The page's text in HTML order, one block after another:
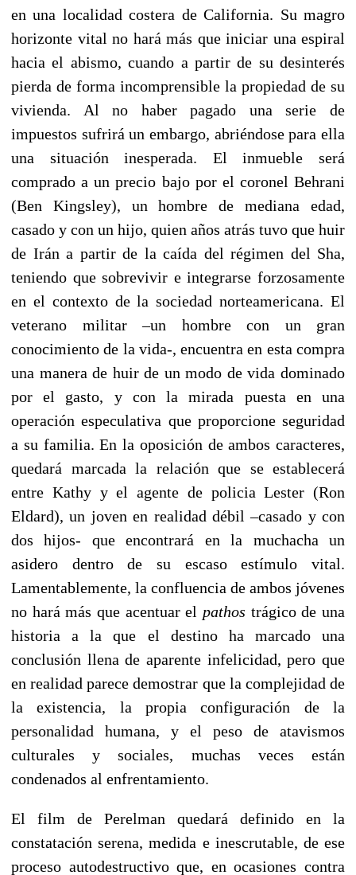
en una localidad costera de California. Su magro
horizonte vital no hará más que iniciar una espiral
hacia el abismo, cuando a partir de su desinterés
pierda de forma incomprensible la propiedad de su
vivienda. Al no haber pagado una serie de
impuestos sufrirá un embargo, abriéndose para ella
una situación inesperada. El inmueble será
comprado a un precio bajo por el coronel Behrani
(Ben Kingsley), un hombre de mediana edad,
casado y con un hijo, quien años atrás tuvo que huir
de Irán a partir de la caída del régimen del Sha,
teniendo que sobrevivir e integrarse forzosamente
en el contexto de la sociedad norteamericana. El
veterano militar –un hombre con un gran
conocimiento de la vida-, encuentra en esta compra
una manera de huir de un modo de vida dominado
por el gasto, y con la mirada puesta en una
operación especulativa que proporcione seguridad
a su familia. En la oposición de ambos caracteres,
quedará marcada la relación que se establecerá
entre Kathy y el agente de policia Lester (Ron
Eldard), un joven en realidad débil –casado y con
dos hijos- que encontrará en la muchacha un
asidero dentro de su escaso estímulo vital.
Lamentablemente, la confluencia de ambos jóvenes
no hará más que acentuar el pathos trágico de una
historia a la que el destino ha marcado una
conclusión llena de aparente infelicidad, pero que
en realidad parece demostrar que la complejidad de
la existencia, la propia configuración de la
personalidad humana, y el peso de atavismos
culturales y sociales, muchas veces están
condenados al enfrentamiento.
El film de Perelman quedará definido en la
constatación serena, medida e inescrutable, de ese
proceso autodestructivo que, en ocasiones contra